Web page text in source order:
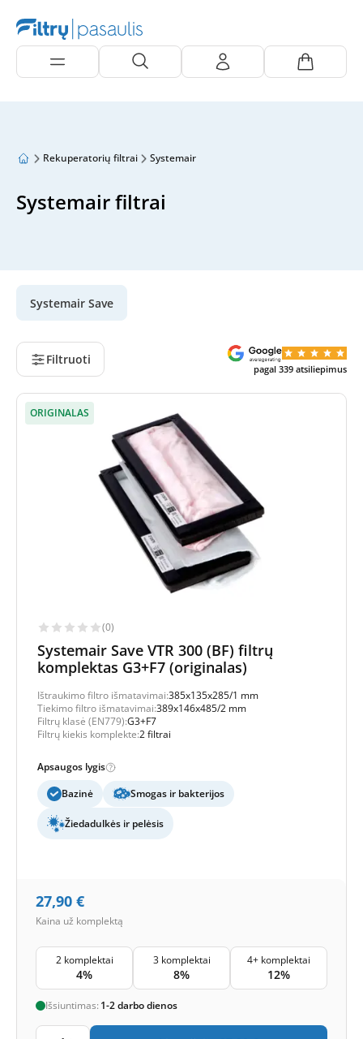
Rekuperatorių filtrai Systemair
Systemair filtrai
Systemair Save
Filtruoti
pagal 339 atsiliepimus
ORIGINALAS
(0)
Systemair Save VTR 300 (BF) filtrų
komplektas G3+F7 (originalas)
Ištraukimo filtro išmatavimai:385x135x285/1 mm
Tiekimo filtro išmatavimai:389x146x485/2 mm
Filtrų klasė (EN779):G3+F7
Filtrų kiekis komplekte:2 filtrai
Apsaugos lygis
Bazinė
Smogas ir bakterijos
Žiedadulkės ir pelėsis
27,90 €
Kaina už komplektą
2 komplektai
4%
3 komplektai
8%
4+ komplektai
12%
Išsiuntimas: 1-2 darbo dienos